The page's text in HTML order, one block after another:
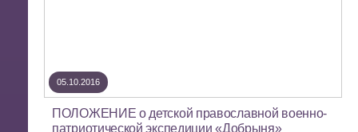
05.10.2016
ПОЛОЖЕНИЕ о детской православной военно-
патриотической экспедиции «Добрыня»